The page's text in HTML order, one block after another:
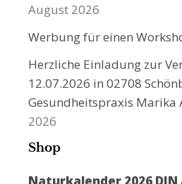
August 2026
Werbung für einen
Herzliche Einladung zur
12.07.2026 in 02708
Gesundheitspraxis Marika
2026
Shop